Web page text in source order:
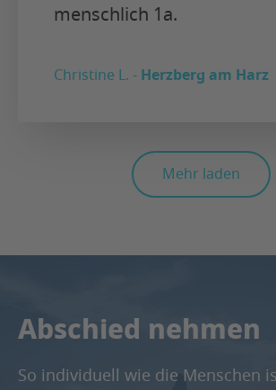
menschlich 1a.
Christine L. - Herzberg am Harz
Mehr laden
Abschied nehmen
So individuell wie die Menschen